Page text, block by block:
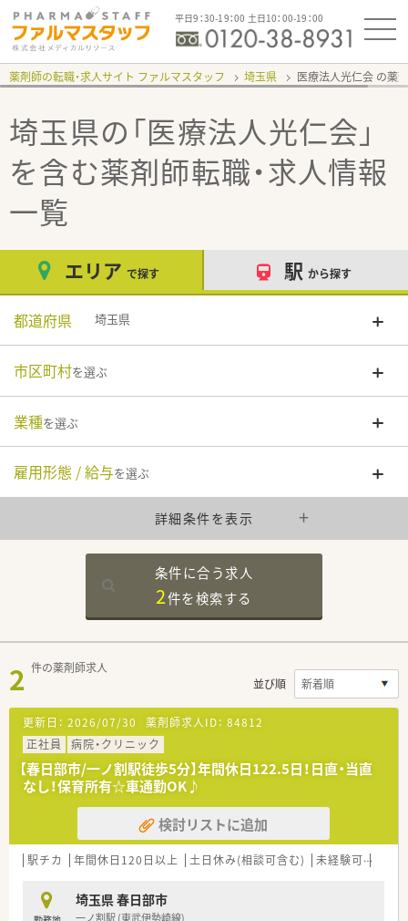
平日9：30-19：00 土日10：00-19：00
薬剤師の転職・求人サイト ファルマスタッフ 埼玉県 医療法人光仁会
埼玉県の「医療法人光仁会」
を含む薬剤師転職・求人情報
一覧
エリア で探す 駅 から探す
都道府県 埼玉県
市区町村を選ぶ
業種を選ぶ
雇用形態 / 給与を選ぶ
詳細条件を表示
条件に合う求人
2件を検索する
2 件の薬剤師求人
並び順
更新日： 2026/07/30 薬剤師求人ID： 84812
正社員
病院・クリニック
【春日部市/一ノ割駅徒歩5分】年間休日122.5日！日直・当直
なし！保育所有☆車通勤OK♪
検討リストに追加
駅チカ 年間休日120日以上 土日休み(相談可含む) 未経験可
埼玉県 春日部市